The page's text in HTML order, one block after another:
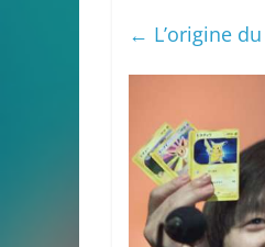
← L’origine du